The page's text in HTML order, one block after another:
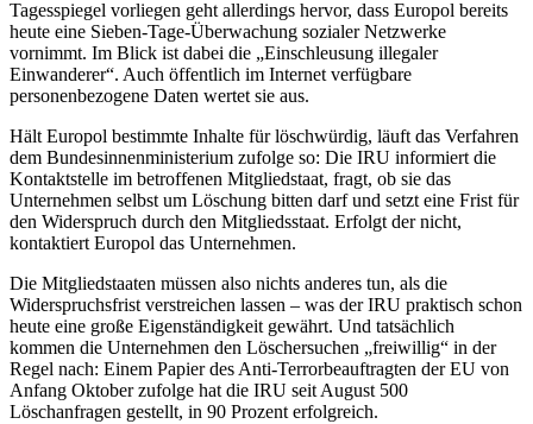
Tagesspiegel vorliegen geht allerdings hervor, dass Europol bereits
heute eine Sieben-Tage-Überwachung sozialer Netzwerke
vornimmt. Im Blick ist dabei die „Einschleusung illegaler
Einwanderer“. Auch öffentlich im Internet verfügbare
personenbezogene Daten wertet sie aus.
Hält Europol bestimmte Inhalte für löschwürdig, läuft das Verfahren
dem Bundesinnenministerium zufolge so: Die IRU informiert die
Kontaktstelle im betroffenen Mitgliedstaat, fragt, ob sie das
Unternehmen selbst um Löschung bitten darf und setzt eine Frist für
den Widerspruch durch den Mitgliedsstaat. Erfolgt der nicht,
kontaktiert Europol das Unternehmen.
Die Mitgliedstaaten müssen also nichts anderes tun, als die
Widerspruchsfrist verstreichen lassen – was der IRU praktisch schon
heute eine große Eigenständigkeit gewährt. Und tatsächlich
kommen die Unternehmen den Löschersuchen „freiwillig“ in der
Regel nach: Einem Papier des Anti-Terrorbeauftragten der EU von
Anfang Oktober zufolge hat die IRU seit August 500
Löschanfragen gestellt, in 90 Prozent erfolgreich.